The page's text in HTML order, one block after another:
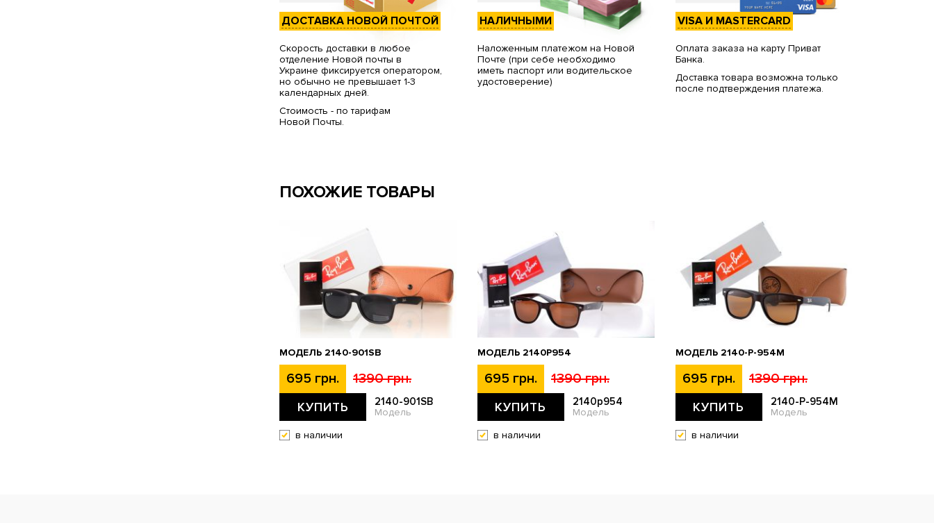
ДОСТАВКА НОВОЙ ПОЧТОЙ
Скорость доставки в любое
отделение Новой почты в
Украине фиксируется оператором,
но обычно не превышает 1-3
календарных дней.
Стоимость - по тарифам
Новой Почты.
НАЛИЧНЫМИ
Наложенным платежом на Новой
Почте (при себе необходимо
иметь паспорт или водительское
удостоверение)
VISA И MASTERCARD
Оплата заказа на карту Приват
Банка.
Доставка товара возможна только
после подтверждения платежа.
ПОХОЖИЕ ТОВАРЫ
МОДЕЛЬ 2140-901SB
695 грн. 1390 грн.
КУПИТЬ 2140-901SB
Модель
в наличии
МОДЕЛЬ 2140P954
695 грн. 1390 грн.
КУПИТЬ 2140p954
Модель
в наличии
МОДЕЛЬ 2140-P-954M
695 грн. 1390 грн.
КУПИТЬ 2140-P-954M
Модель
в наличии